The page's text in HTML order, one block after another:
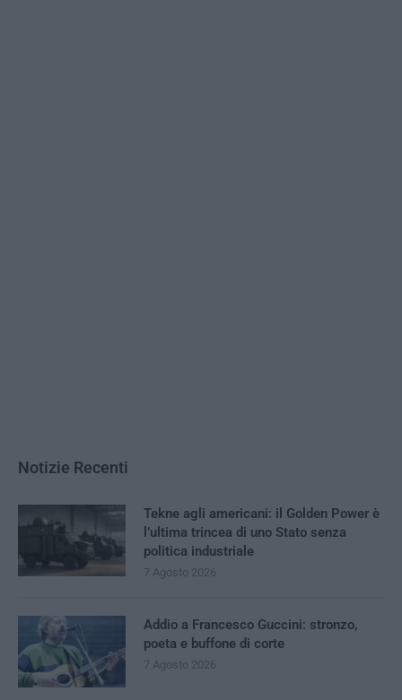
Notizie Recenti
Tekne agli americani: il Golden Power è
l’ultima trincea di uno Stato senza
politica industriale
7 Agosto 2026
Addio a Francesco Guccini: stronzo,
poeta e buffone di corte
7 Agosto 2026